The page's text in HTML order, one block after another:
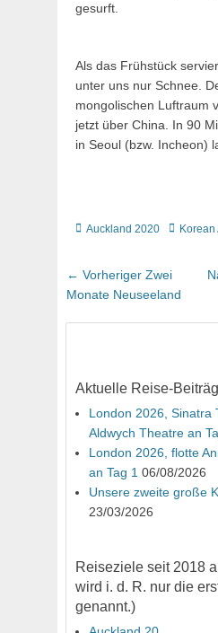
gesurft.
Als das Frühstück
unter uns nur Schnee.
mongolischen Luftraum
jetzt über China. In 90
in Seoul (bzw. Incheon)
Kategorien
Auckland 2020 Korean
Beitragsnavigation
← Vorheriger Vorheriger
Beitrag:
Zwei
Monate Neuseeland
Aktuelle Reise-
London 2026, Sinatra
Aldwych Theatre an
London 2026, flotte
an Tag 1 06/08/2026
Unsere zweite große
23/03/2026
Reiseziele seit 2018
wird i. d. R. nur die
genannt.)